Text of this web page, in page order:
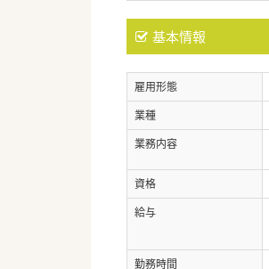
基本情報
雇用形態
業種
業務内容
資格
給与
勤務時間